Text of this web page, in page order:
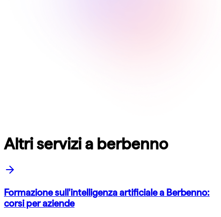
Altri servizi a berbenno
Formazione sull'intelligenza artificiale a Berbenno:
corsi per aziende